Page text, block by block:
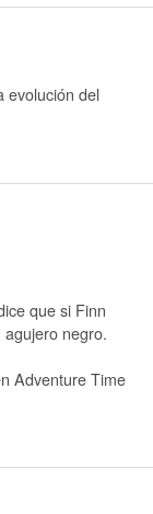
evolución del
que si Finn
negro.
Adventure Time